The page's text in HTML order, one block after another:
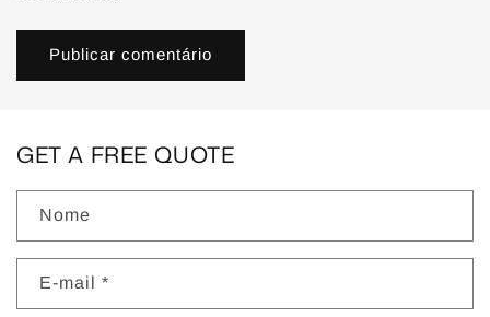
GET A FREE QUOTE
Nome
E-mail *